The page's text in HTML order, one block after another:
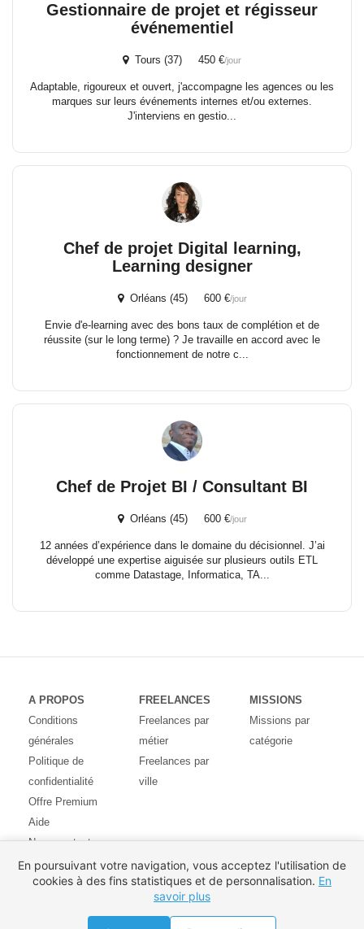
Gestionnaire de projet et régisseur
événementiel
Tours (37) 450 €/jour
Adaptable, rigoureux et ouvert, j'accompagne les agences ou les
marques sur leurs événements internes et/ou externes.
J'interviens en gestio...
Chef de projet Digital learning,
Learning designer
Orléans (45) 600 €/jour
Envie d'e-learning avec des bons taux de complétion et de
réussite (sur le long terme) ? Je travaille en accord avec le
fonctionnement de notre c...
Chef de Projet BI / Consultant BI
Orléans (45) 600 €/jour
12 années d’expérience dans le domaine du décisionnel. J’ai
développé une expertise aiguisée sur plusieurs outils ETL
comme Datastage, Informatica, TA...
A PROPOS
Conditions
générales
Politique de
confidentialité
Offre Premium
Aide
Nous contacter
Avis des
utilisateurs
FREELANCES
Freelances par
métier
Freelances par
ville
MISSIONS
Missions par
catégorie
En poursuivant votre navigation, vous acceptez l'utilisation de
cookies à des fins statistiques et de personnalisation. En
savoir plus